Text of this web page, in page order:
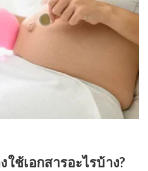
ช้เอกสารอะไรบ้าง?